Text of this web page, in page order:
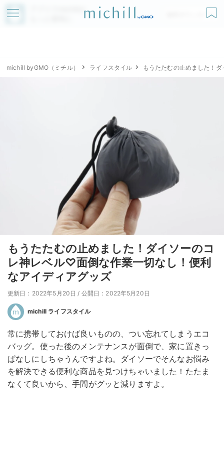
アプリでmichillが
無料ダウンロード
michill byGMO（ミチル） ライフスタイル もうたたむの止めました！
もうたたむの止めました！ダイソーのコ
レ神レベル♡面倒な作業一切なし！便利
なアイディアグッズ
更新日：2022年5月20日 / 公開日：2022年5月20日
michill ライフスタイル
常に携帯しておけば良いものの、つい忘れてしまうエコ
バッグ。使った後のメンテナンスが面倒で、家に置きっ
ぱなしにしちゃうんですよね。ダイソーでそんなお悩み
を解決できる便利な商品を見つけちゃいました！たたま
なくて良いから、手間がグッと減りますよ。